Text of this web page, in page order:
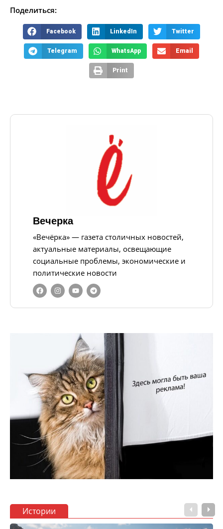
Поделиться:
Facebook LinkedIn Twitter
Telegram WhatsApp Email
Print
Вечерка
«Вечёрка» — газета столичных новостей,
актуальные материалы, освещающие
социальные проблемы, экономические и
политические новости
Истории